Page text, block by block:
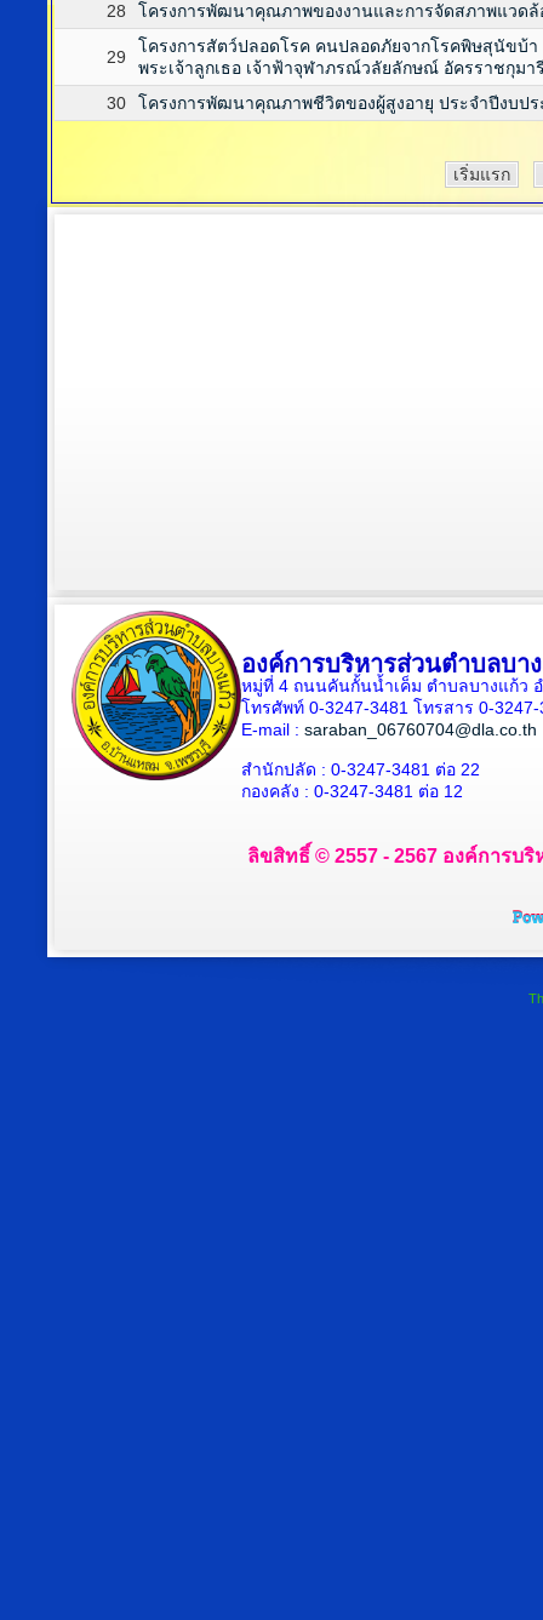
28
โครงการพัฒนาคุณภาพของงานและการจัดสภาพแวดล้
29
โครงการสัตว์ปลอดโรค คนปลอดภัยจากโรคพิษสุนัขบ้
พระเจ้าลูกเธอ เจ้าฟ้าจุฬาภรณ์วลัยลักษณ์ อัครราชกุม
30
โครงการพัฒนาคุณภาพชีวิตของผู้สูงอายุ ประจำปีงบป
เริ่มแรก
องค์การบริหารส่วนตำบลบา
หมู่ที่ 4 ถนนคันกั้นน้ำเค็ม ตำบลบางแก้ว
โทรศัพท์ 0-3247-3481 โทรสาร 0-3247-
E-mail : saraban_06760704@dla.co.th
สำนักปลัด : 0-3247-3481 ต่อ 22
กองคลัง : 0-3247-3481 ต่อ 12
ลิขสิทธิ์ © 2557 - 2567 องค์การบ